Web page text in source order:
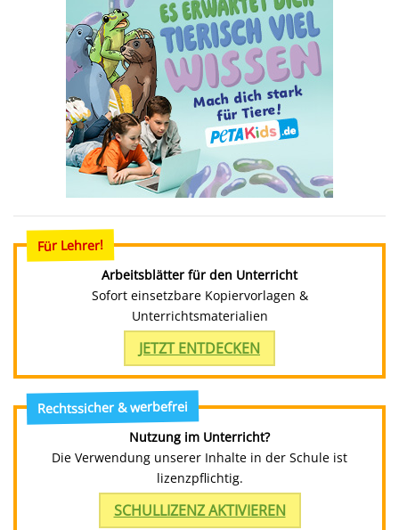
Für Lehrer!
Arbeitsblätter für den Unterricht
Sofort einsetzbare Kopiervorlagen &
Unterrichtsmaterialien
JETZT ENTDECKEN
Rechtssicher & werbefrei
Nutzung im Unterricht?
Die Verwendung unserer Inhalte in der Schule ist
lizenzpflichtig.
SCHULLIZENZ AKTIVIEREN